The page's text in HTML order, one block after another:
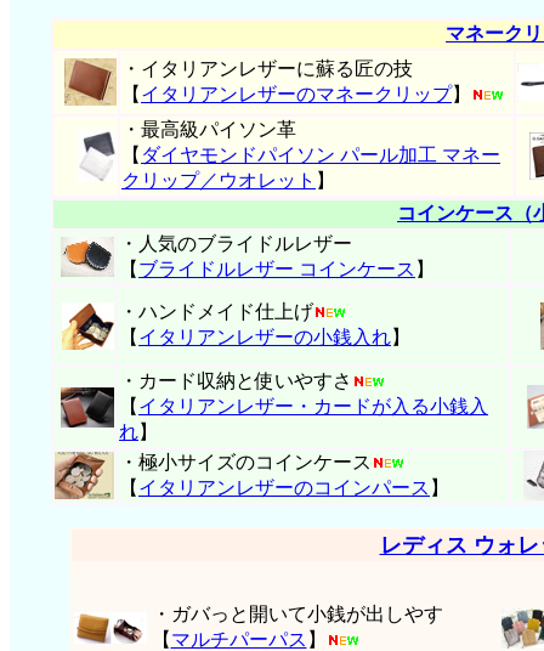
マネーク
・イタリアンレザーに蘇る匠の技
【 イタリアンレザーのマネークリップ】
・最高級パイソン革
【 ダイヤモンドパイソン パール加工 マネー
クリップ／ウオレット 】
コインケース（
・人気のブライドルレザー
【 ブライドルレザー コインケース 】
・ハンドメイド仕上げ
【 イタリアンレザーの小銭入れ】
・カード収納と使いやすさ
【 イタリアンレザー・ カードが入る小銭入
れ】
・極小サイズのコインケース
【 イタリアンレザーのコインパース 】
レディス ウォ
・ガバっと開いて小銭が出しやす
【 マルチパーパス 】